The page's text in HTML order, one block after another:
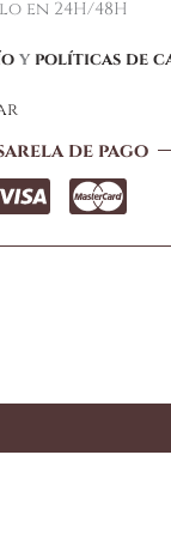
en 24H/48H
y políticas de
de pago